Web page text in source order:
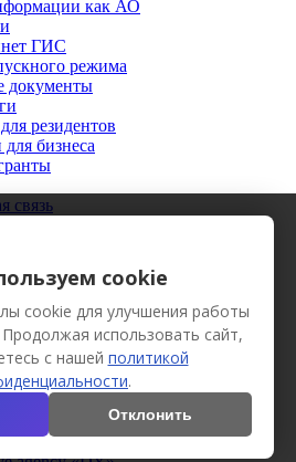
как АО
ГИС
режима
документы
резидентов
бизнеса
связь
2013 Все права защищены.
cookie
cookie для улучшения работы
Продолжая использовать сайт,
с нашей политикой
.
Отклонить